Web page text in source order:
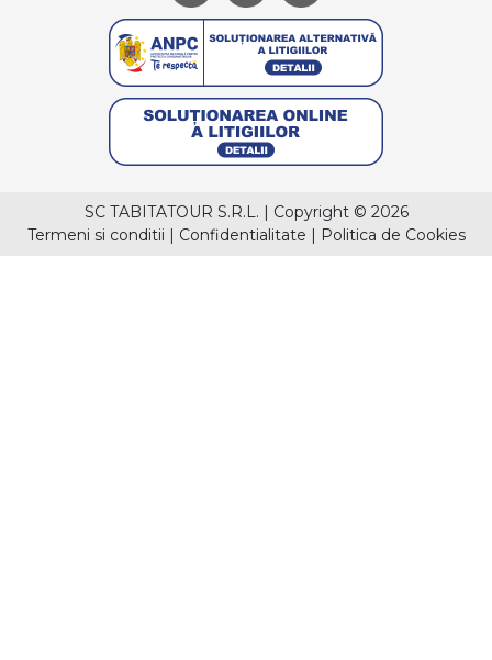
SC TABITATOUR S.R.L. | Copyright © 2026
Termeni si conditii | Confidentialitate | Politica de Cookies